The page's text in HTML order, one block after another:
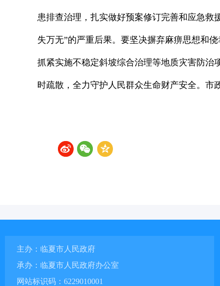
患排查治理，扎实做好预案修订完善和应急救
失万无”的严重后果。要坚决摒弃麻痹思想和
抓紧实施不稳定斜坡综合治理等地质灾害防治
时疏散，全力守护人民群众生命财产安全。
主办：临夏市人民政府
承办：临夏市人民政府办公室
网站标识码：6229010001